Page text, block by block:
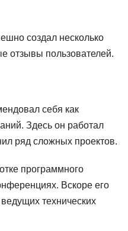
создал несколько
отзывы пользователей.
себя как
Здесь он работал
ряд сложных проектов.
программного
Вскоре его
технических